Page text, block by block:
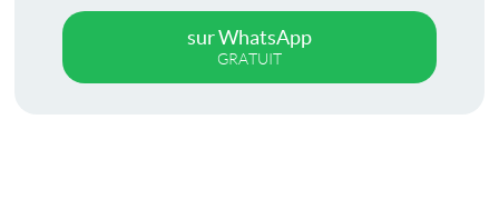
sur WhatsApp
GRATUIT